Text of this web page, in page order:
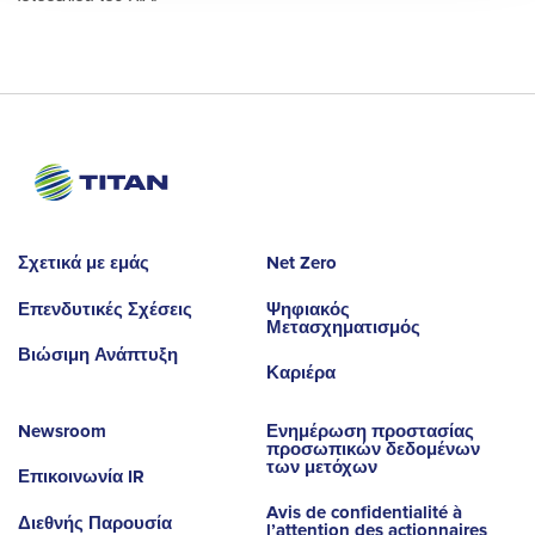
Σχετικά με εμάς
Επενδυτικές Σχέσεις
Βιώσιμη Ανάπτυξη
Net Zero
Ψηφιακός
Μετασχηματισμός
Καριέρα
Newsroom
Επικοινωνία IR
Διεθνής Παρουσία
Ενημέρωση προστασίας
προσωπικών δεδομένων
των μετόχων
Avis de confidentialité à